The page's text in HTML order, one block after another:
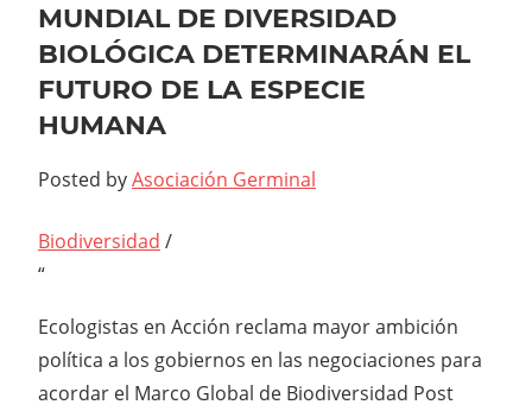
MUNDIAL DE DIVERSIDAD
BIOLÓGICA DETERMINARÁN EL
FUTURO DE LA ESPECIE
HUMANA
Posted byAsociación Germinal
Biodiversidad /
“
Ecologistas en Acción reclama mayor ambición
política a los gobiernos en las negociaciones para
acordar el Marco Global de Biodiversidad Post